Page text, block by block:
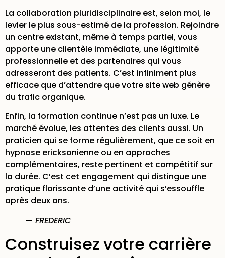
La collaboration pluridisciplinaire est, selon moi, le
levier le plus sous-estimé de la profession. Rejoindre
un centre existant, même à temps partiel, vous
apporte une clientèle immédiate, une légitimité
professionnelle et des partenaires qui vous
adresseront des patients. C’est infiniment plus
efficace que d’attendre que votre site web génère
du trafic organique.
Enfin, la formation continue n’est pas un luxe. Le
marché évolue, les attentes des clients aussi. Un
praticien qui se forme régulièrement, que ce soit en
hypnose ericksonienne ou en approches
complémentaires, reste pertinent et compétitif sur
la durée. C’est cet engagement qui distingue une
pratique florissante d’une activité qui s’essouffle
après deux ans.
— FREDERIC
Construisez votre carrière